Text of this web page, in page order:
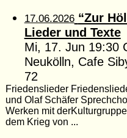
17.06.2026 “Zur
Lieder und Texte
Mi, 17. Jun
Neukölln, Cafe
72
Friedenslieder
und Olaf Schäfer
Werken mit
dem Krieg von ...